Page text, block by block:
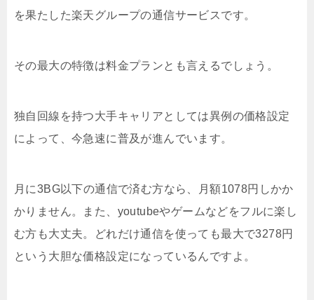
を果たした楽天グループの通信サービスです。
その最大の特徴は料金プランとも言えるでしょう。
独自回線を持つ大手キャリアとしては異例の価格設定
によって、今急速に普及が進んでいます。
月に3BG以下の通信で済む方なら、月額1078円しかか
かりません。また、youtubeやゲームなどをフルに楽し
む方も大丈夫。どれだけ通信を使っても最大で3278円
という大胆な価格設定になっているんですよ。